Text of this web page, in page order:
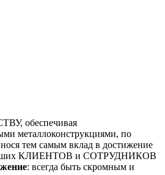
обеспечивая
металлоконструкциями, по
тем самым вклад в достижение
наших КЛИЕНТОВ и СОТРУДНИКОВ
: всегда быть скромным и